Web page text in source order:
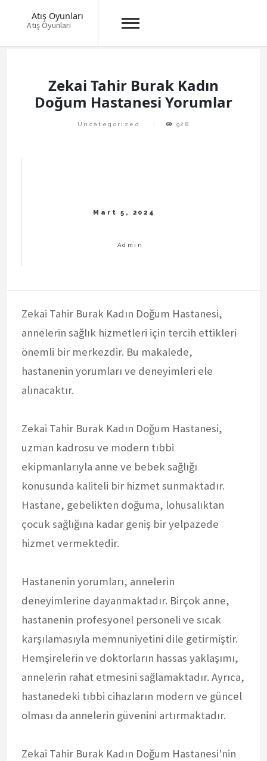
Atış Oyunları
Atış Oyunları
Zekai Tahir Burak Kadın
Doğum Hastanesi Yorumlar
Uncategorized 928
Zekai Tahir Burak Kadın Doğum Hastanesi,
annelerin sağlık hizmetleri için tercih ettikleri
önemli bir merkezdir. Bu makalede,
hastanenin yorumları ve deneyimleri ele
alınacaktır.
Zekai Tahir Burak Kadın Doğum Hastanesi,
uzman kadrosu ve modern tıbbi
ekipmanlarıyla anne ve bebek sağlığı
konusunda kaliteli bir hizmet sunmaktadır.
Hastane, gebelikten doğuma, lohusalıktan
çocuk sağlığına kadar geniş bir yelpazede
hizmet vermektedir.
Hastanenin yorumları, annelerin
deneyimlerine dayanmaktadır. Birçok anne,
hastanenin profesyonel personeli ve sıcak
karşılamasıyla memnuniyetini dile getirmiştir.
Hemşirelerin ve doktorların hassas yaklaşımı,
annelerin rahat etmesini sağlamaktadır. Ayrıca,
hastanedeki tıbbi cihazların modern ve güncel
olması da annelerin güvenini artırmaktadır.
Zekai Tahir Burak Kadın Doğum Hastanesi'nin